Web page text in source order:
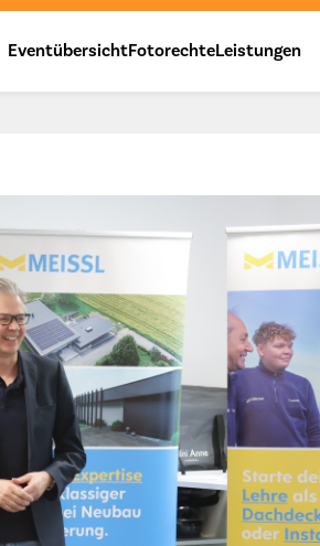
EventübersichtFotorechteLeistungen